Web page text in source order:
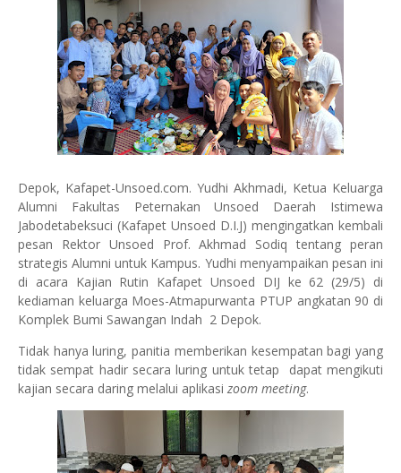
Depok, Kafapet-Unsoed.com. Yudhi Akhmadi, Ketua Keluarga
Alumni Fakultas Peternakan Unsoed Daerah Istimewa
Jabodetabeksuci (Kafapet Unsoed D.I.J) mengingatkan kembali
pesan Rektor Unsoed Prof. Akhmad Sodiq tentang peran
strategis Alumni untuk Kampus. Yudhi menyampaikan pesan ini
di acara Kajian Rutin Kafapet Unsoed DIJ ke 62 (29/5) di
kediaman keluarga Moes-Atmapurwanta PTUP angkatan 90 di
Komplek Bumi Sawangan Indah 2 Depok.
Tidak hanya luring, panitia memberikan kesempatan bagi yang
tidak sempat hadir secara luring untuk tetap dapat mengikuti
kajian secara daring melalui aplikasi zoom meeting.